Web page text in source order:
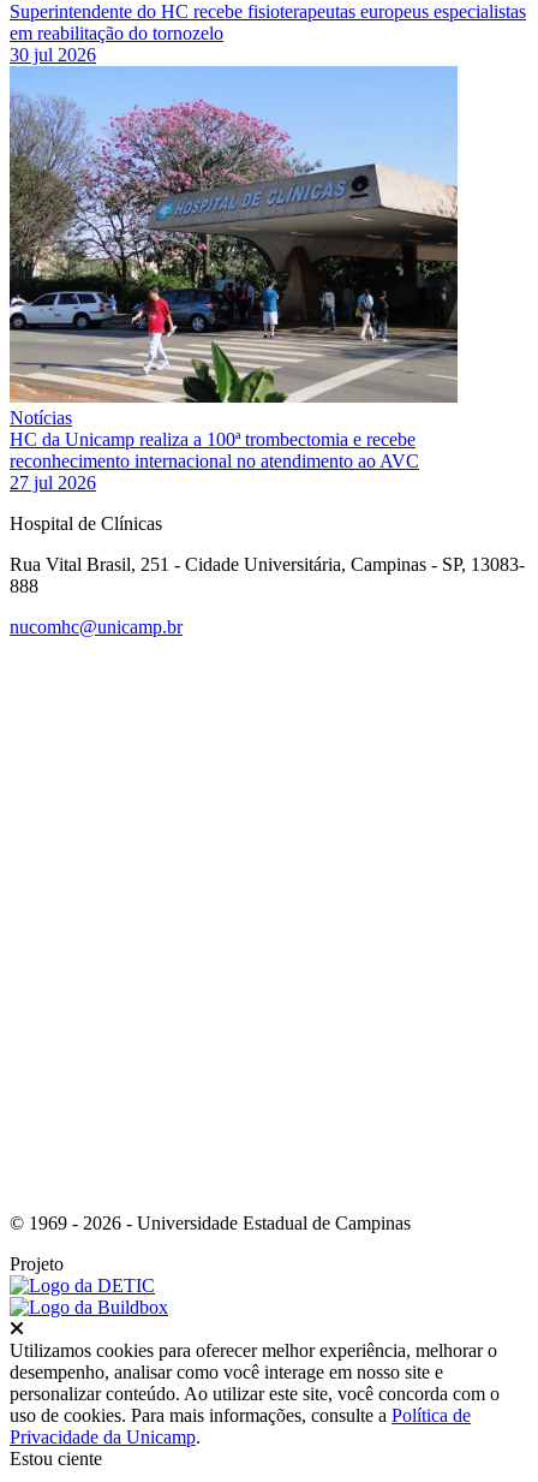
Superintendente do HC recebe fisioterapeutas europeus especialistas
em reabilitação do tornozelo
30 jul 2026
Notícias
HC da Unicamp realiza a 100ª trombectomia e recebe
reconhecimento internacional no atendimento ao AVC
27 jul 2026
Hospital de Clínicas
Rua Vital Brasil, 251 - Cidade Universitária, Campinas - SP, 13083-
888
nucomhc@unicamp.br
© 1969 - 2026 - Universidade Estadual de Campinas
Projeto
Utilizamos cookies para oferecer melhor experiência, melhorar o
desempenho, analisar como você interage em nosso site e
personalizar conteúdo. Ao utilizar este site, você concorda com o
uso de cookies. Para mais informações, consulte a Política de
Privacidade da Unicamp.
Estou ciente